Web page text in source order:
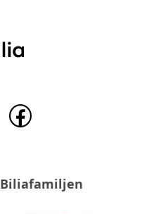
Biliafamiljen